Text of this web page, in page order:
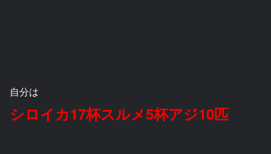
自分は
シロイカ17杯スルメ5杯アジ10匹